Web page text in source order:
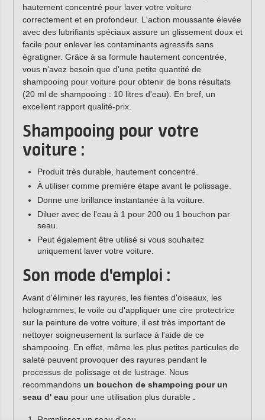
hautement concentré pour laver votre voiture
correctement et en profondeur. L'action moussante élevée
avec des lubrifiants spéciaux assure un glissement doux et
facile pour enlever les contaminants agressifs sans
égratigner. Grâce à sa formule hautement concentrée,
vous n'avez besoin que d'une petite quantité de
shampooing pour voiture pour obtenir de bons résultats
(20 ml de shampooing : 10 litres d'eau). En bref, un
excellent rapport qualité-prix.
Shampooing pour votre
voiture :
Produit très durable, hautement concentré.
À utiliser comme première étape avant le polissage.
Donne une brillance instantanée à la voiture.
Diluer avec de l'eau à 1 pour 200 ou 1 bouchon par
seau.
Peut également être utilisé si vous souhaitez
uniquement laver votre voiture.
Son mode d'emploi :
Avant d'éliminer les rayures, les fientes d'oiseaux, les
hologrammes, le voile ou d'appliquer une cire protectrice
sur la peinture de votre voiture, il est très important de
nettoyer soigneusement la surface à l'aide de ce
shampooing. En effet, même les plus petites particules de
saleté peuvent provoquer des rayures pendant le
processus de polissage et de lustrage. Nous
recommandons un bouchon de shampoing pour un
seau d' eau pour une utilisation plus durable .